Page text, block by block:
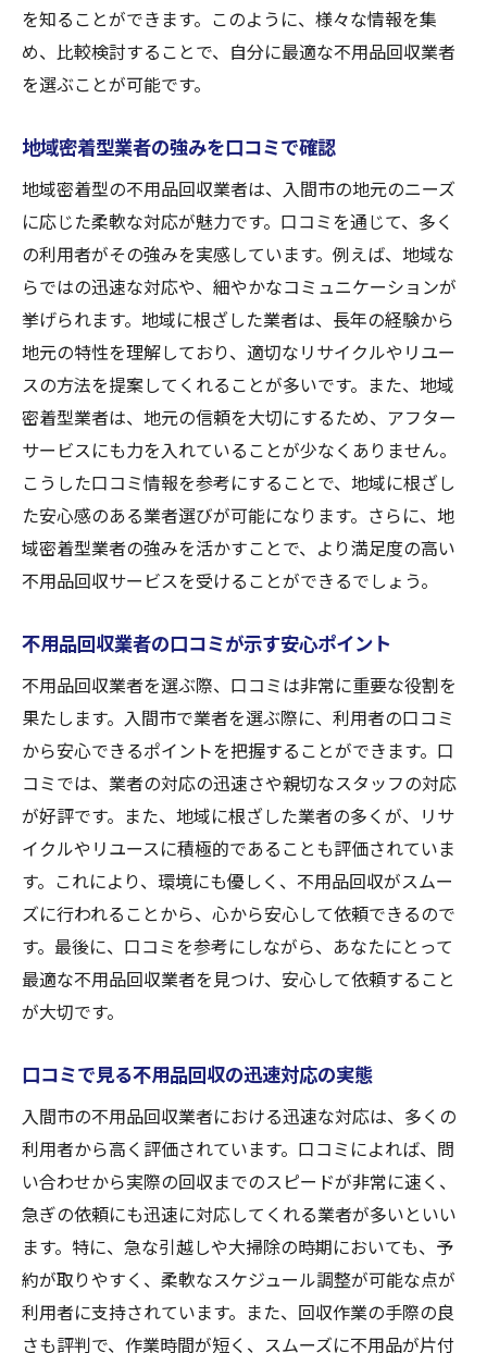
不用品回収業者の口コミが示す信頼性の証
口コミが教える不用品回収業者選びのポイ
ント
の特徴
口コミを活かした不用品回収業者の選び方
不用品回収業者の口コミを確認するための
方法
口コミで選ばれる不用品回収業者の魅力
入間市で評判の不用品回収業者が提供するサー
ビスの特徴
入間市の評判の不用品回収業者が提供する
サービスとは
口コミで評判の不用品回収業者のサービス
内容
入間市で人気の不用品回収サービスの実態
不用品回収の口コミで確認する業者サービ
評判が高い不用品回収業者のサービスを分
析
入間市の不用品回収業者が提供するサービ
スの強み
地元の声を活かした不用品回収業者選びのポイ
ント
地元の利用者の声を反映した不用品回収業
者の選び方
不用品回収の口コミを活用するためのポイ
地元で支持される不用品回収業者の選び方
法
入間市で地元住民に信頼される不用品回収
業者の特徴
地元の声を活かした不用品回収業者の見つ
け方
口コミで安心の不用品回収業者を見つける方法
口コミを活かして安心の不用品回収業者を
探す
を知ることができます。このように、様々な情報を集
め、比較検討することで、自分に最適な不用品回収業者
を選ぶことが可能です。
地域密着型業者の強みを口コミで確認
地域密着型の不用品回収業者は、入間市の地元のニーズ
に応じた柔軟な対応が魅力です。口コミを通じて、多く
の利用者がその強みを実感しています。例えば、地域な
らではの迅速な対応や、細やかなコミュニケーションが
挙げられます。地域に根ざした業者は、長年の経験から
地元の特性を理解しており、適切なリサイクルやリユー
スの方法を提案してくれることが多いです。また、地域
密着型業者は、地元の信頼を大切にするため、アフター
サービスにも力を入れていることが少なくありません。
こうした口コミ情報を参考にすることで、地域に根ざし
た安心感のある業者選びが可能になります。さらに、地
域密着型業者の強みを活かすことで、より満足度の高い
不用品回収サービスを受けることができるでしょう。
不用品回収業者の口コミが示す安心ポイント
不用品回収業者を選ぶ際、口コミは非常に重要な役割を
果たします。入間市で業者を選ぶ際に、利用者の口コミ
から安心できるポイントを把握することができます。口
コミでは、業者の対応の迅速さや親切なスタッフの対応
が好評です。また、地域に根ざした業者の多くが、リサ
イクルやリユースに積極的であることも評価されていま
す。これにより、環境にも優しく、不用品回収がスムー
ズに行われることから、心から安心して依頼できるので
す。最後に、口コミを参考にしながら、あなたにとって
最適な不用品回収業者を見つけ、安心して依頼すること
が大切です。
口コミで見る不用品回収の迅速対応の実態
入間市の不用品回収業者における迅速な対応は、多くの
利用者から高く評価されています。口コミによれば、問
い合わせから実際の回収までのスピードが非常に速く、
急ぎの依頼にも迅速に対応してくれる業者が多いといい
ます。特に、急な引越しや大掃除の時期においても、予
約が取りやすく、柔軟なスケジュール調整が可能な点が
利用者に支持されています。また、回収作業の手際の良
さも評判で、作業時間が短く、スムーズに不用品が片付